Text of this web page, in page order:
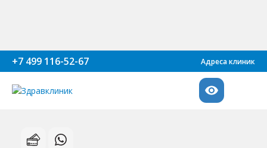
+7 499 116-52-67 Адреса клиник